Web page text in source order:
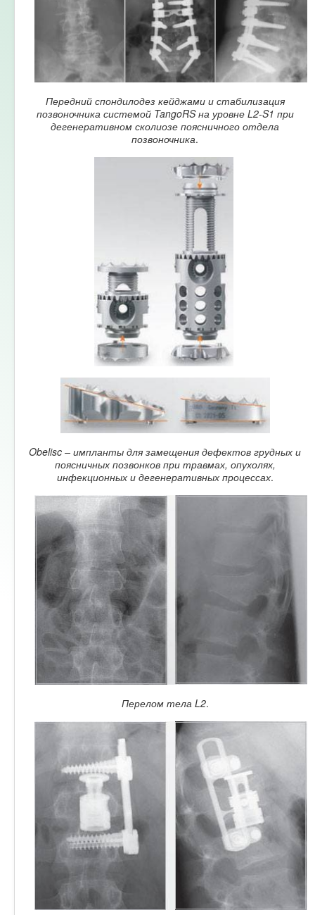
Передний спондилодез кейджами и стабилизация
позвоночника системой TangoRS на уровне L2-S1 при
дегенеративном сколиозе поясничного отдела
позвоночника.
Obelisc – импланты для замещения дефектов грудных и
поясничных позвонков при травмах, опухолях,
инфекционных и дегенеративных процессах.
Перелом тела L2.